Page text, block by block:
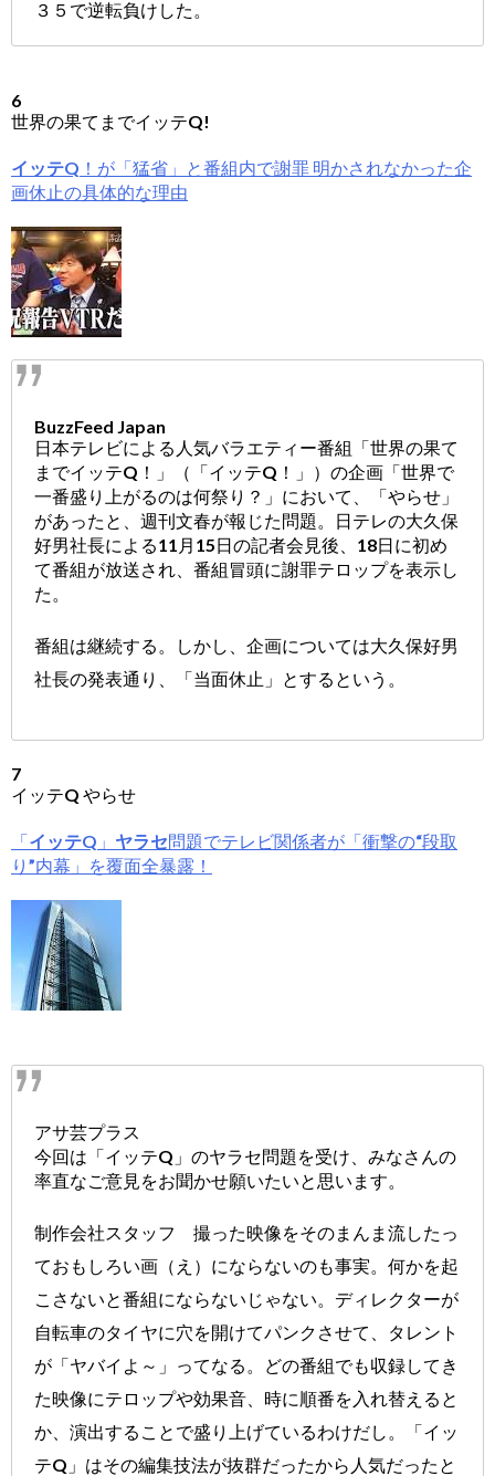
３５で逆転負けした。
6
世界の果てまでイッテQ!
イッテQ ！が「猛省」と番組内で謝罪 明かされなかった企
画休止の具体的な理由
BuzzFeed Japan
日本テレビによる人気バラエティー番組「世界の果て
までイッテQ！」（「イッテQ！」）の企画「世界で
⼀番盛り上がるのは何祭り？」において、「やらせ」
があったと、週刊文春が報じた問題。日テレの大久保
好男社長による11月15日の記者会見後、18日に初め
て番組が放送され、番組冒頭に謝罪テロップを表示し
た。
番組は継続する。しかし、企画については大久保好男
社長の発表通り、「当面休止」とするという。
7
イッテQ やらせ
「イッテQ 」 ヤラセ問題でテレビ関係者が「衝撃の“段取
り”内幕」を覆面全暴露！
アサ芸プラス
今回は「イッテQ」のヤラセ問題を受け、みなさんの
率直なご意見をお聞かせ願いたいと思います。
制作会社スタッフ 撮った映像をそのまんま流したっ
ておもしろい画（え）にならないのも事実。何かを起
こさないと番組にならないじゃない。ディレクターが
自転車のタイヤに穴を開けてパンクさせて、タレント
が「ヤバイよ～」ってなる。どの番組でも収録してき
た映像にテロップや効果音、時に順番を入れ替えると
か、演出することで盛り上げているわけだし。「イッ
テQ」はその編集技法が抜群だったから人気だったと